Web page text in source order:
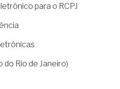
para o RCPJ
do Rio de Janeiro)